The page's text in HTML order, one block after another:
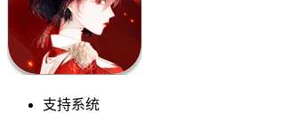
支持系统